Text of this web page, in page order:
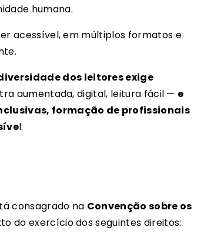
humana.
acessível, em múltiplos formatos e
dos leitores exige
aumentada, digital, leitura fácil — e
formação de profissionais
l.
consagrado na Convenção sobre os
do exercício dos seguintes direitos: